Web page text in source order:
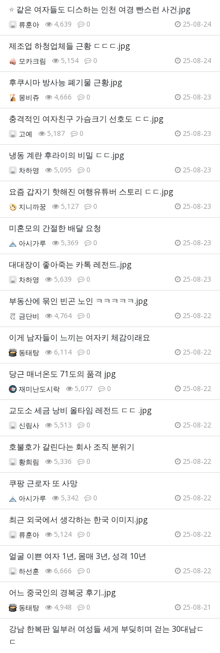
⭐ 같은 여자들도 디스하는 인천 여경 빤스런 사건.jpg
류훈아 4,639 0 25-08-24
제조업 하청업체들 근황 ㄷㄷㄷ.jpg
모카크림 5,154 0 25-08-24
후쿠시마 방사능 폐기물 근황.jpg
몽비쥬 4,666 0 25-08-23
충격적인 여자친구 가슴크기 선호도 ㄷㄷ.jpg
고예 5,187 0 25-08-23
냉동 계란 후라이의 비밀 ㄷㄷ.jpg
차하영 5,095 0 25-08-23
요즘 갑자기 핫해진 여행유튜버 스토리 ㄷㄷ.jpg
지니까꿍 5,127 0 25-08-23
미혼모의 간절한 배달 요청
아시가루 5,369 0 25-08-23
대대장이 좋아죽는 카톡 레전드..jpg
차하영 5,639 0 25-08-23
부동산에 묶인 빈곤 노인 ㅋㅋㅋㅋㅋ.jpg
금단비 4,764 0 25-08-22
이게 남자들이 느끼는 여자키 체감이래요
동태탕 6,114 0 25-08-22
당근 매너온도 71도의 품격 jpg
재미난도시락 5,077 0 25-08-22
교도소 세금 낭비 올타임 레전드 ㄷㄷ .jpg
신림사 5,513 0 25-08-22
호불호가 갈린다는 회사 조직 분위기
황희림 5,336 0 25-08-22
쿠팡 근로자 또 사망
아시가루 5,342 0 25-08-22
최근 외국에서 생각하는 한국 이미지.jpg
류훈아 5,124 0 25-08-22
얼굴 이쁜 여자 1년, 몸매 3년, 성격 10년
하선훈 6,666 0 25-08-22
어느 중국인의 경복궁 후기..jpg
동태탕 4,948 0 25-08-21
강남 한복판 일부러 여성들 세게 부딪히며 걷는 30대남ㄷ
ㄷ